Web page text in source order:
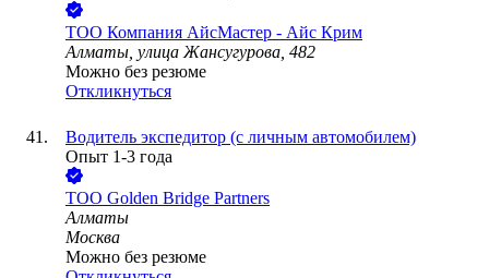
ТОО Компания АйсМастер - Айс Крим
Алматы, улица Жансугурова, 482
Можно без резюме
Откликнуться
Водитель экспедитор (с личным автомобилем)
Опыт 1-3 года
ТОО Golden Bridge Partners
Алматы
Москва
Можно без резюме